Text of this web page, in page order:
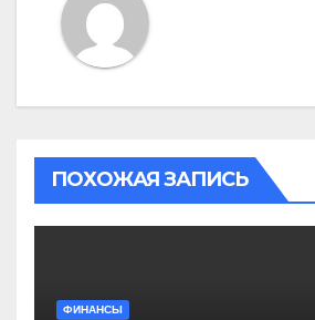
ПОХОЖАЯ ЗАПИСЬ
ФИНАНСЫ